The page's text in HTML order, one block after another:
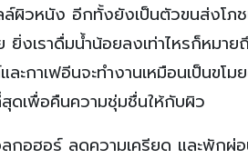
ล์ผิวหนัง อีกทั้งยังเป็นตัวขนส่งโภ
ยิ่งเราดื่มน้ำน้อยลงเท่าไหรก็หม
ะกาเฟอีนจะทำงานเหมือนเป็นขโ
ดเพื่อคืนความชุ่มชื่นให้กับผิว
อฮอร์ ลดความเครียด และพักผ่อ